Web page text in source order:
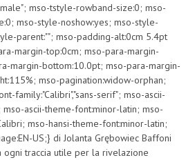
mso-tstyle-rowband-size:0; mso-
mso-style-noshow:yes; mso-style-
parent:""; mso-padding-alt:0cm 5.4pt
margin-top:0cm; mso-para-margin-
margin-bottom:10.0pt; mso-para-margin-
mso-pagination:widow-orphan;
family:"Calibri","sans-serif"; mso-ascii-
ascii-theme-font:minor-latin; mso-
mso-hansi-theme-font:minor-latin;
US;} di Jolanta Grębowiec Baffoni
ogni traccia utile per la rivelazione